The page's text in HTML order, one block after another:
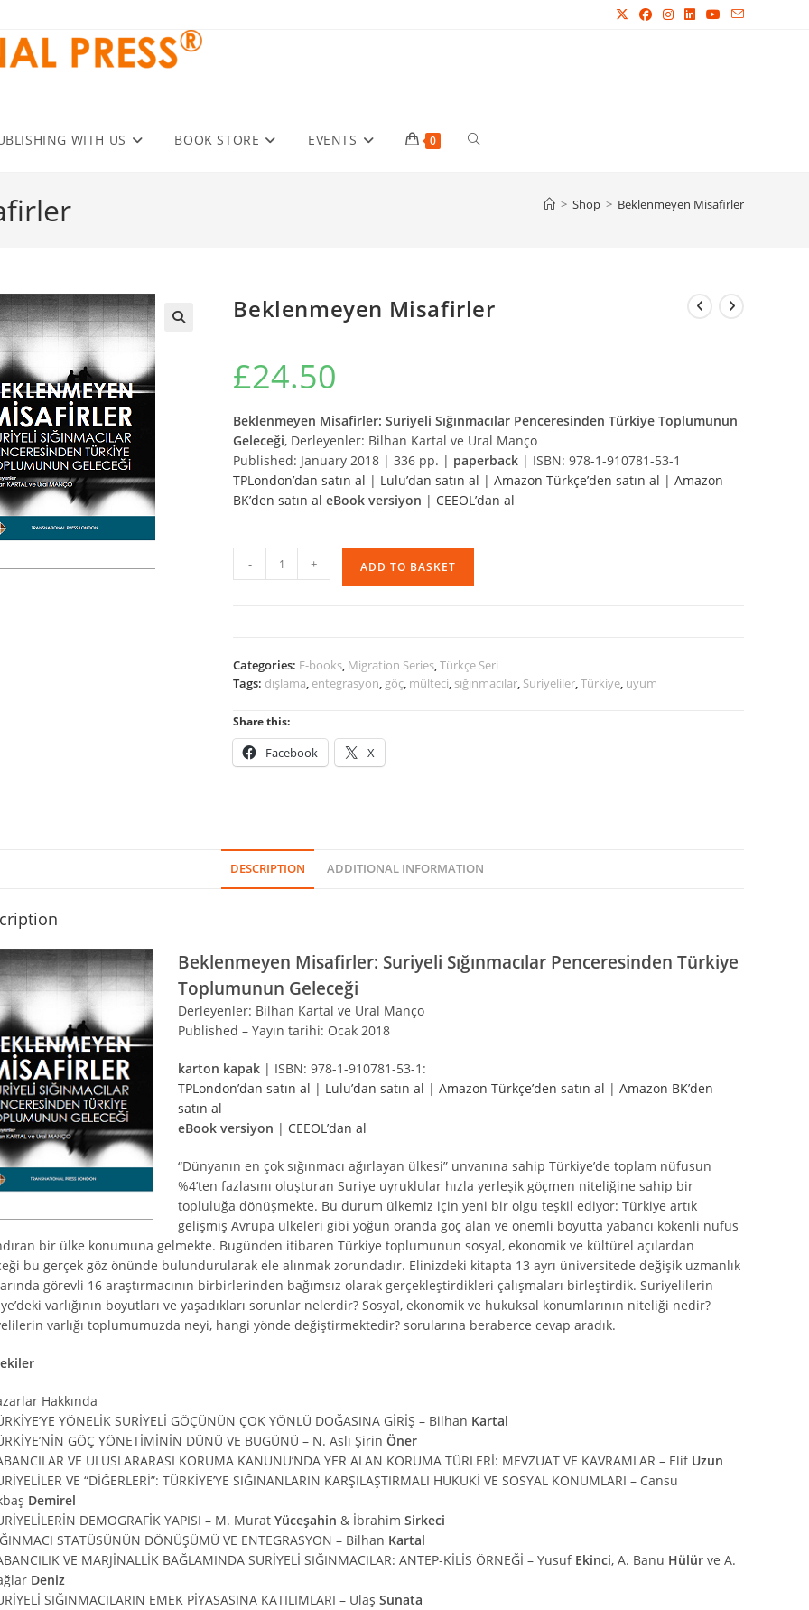
WITH US BOOK STORE EVENTS 0 Toggle
> Shop > Beklenmeyen Misafirler
Beklenmeyen Misafirler
£24.50
Beklenmeyen Misafirler: Suriyeli Sığınmacılar Penceresinden Türkiye Toplumunun
Geleceği, Derleyenler: Bilhan Kartal ve Ural Manço
Published: January 2018 | 336 pp. | paperback | ISBN: 978-1-910781-53-1
TPLondon’dan satın al | Lulu’dan satın al |Amazon Türkçe’den satın al |Amazon
BK’den satın al eBook versiyon | CEEOL’dan al
Beklenmeyen
Misafirler
- + ADD TO BASKET
Categories: E-books, Migration Series,Türkçe Seri
Tags: dışlama, entegrasyon, göç, mülteci, sığınmacılar, Suriyeliler,Türkiye, uyum
Share this:
Facebook X
DESCRIPTION ADDITIONAL INFORMATION
Beklenmeyen Misafirler: Suriyeli Sığınmacılar Penceresinden Türkiye
Toplumunun Geleceği
Derleyenler: Bilhan Kartal ve Ural Manço
Published – Yayın tarihi: Ocak 2018
karton kapak | ISBN: 978-1-910781-53-1:
TPLondon’dan satın al | Lulu’dan satın al | Amazon Türkçe’den satın al | Amazon BK’den
satın al
eBook versiyon | CEEOL’dan al
“Dünyanın en çok sığınmacı ağırlayan ülkesi” unvanına sahip Türkiye’de toplam nüfusun
%4’ten fazlasını oluşturan Suriye uyruklular hızla yerleşik göçmen niteliğine sahip bir
topluluğa dönüşmekte. Bu durum ülkemiz için yeni bir olgu teşkil ediyor: Türkiye artık
gelişmiş Avrupa ülkeleri gibi yoğun oranda göç alan ve önemli boyutta yabancı kökenli nüfus
bir ülke konumuna gelmekte. Bugünden itibaren Türkiye toplumunun sosyal, ekonomik ve kültürel açılardan
bu gerçek göz önünde bulundurularak ele alınmak zorundadır. Elinizdeki kitapta 13 ayrı üniversitede değişik uzmanlık
görevli 16 araştırmacının birbirlerinden bağımsız olarak gerçekleştirdikleri çalışmaları birleştirdik. Suriyelilerin
varlığının boyutları ve yaşadıkları sorunlar nelerdir? Sosyal, ekonomik ve hukuksal konumlarının niteliği nedir?
varlığı toplumumuzda neyi, hangi yönde değiştirmektedir? sorularına beraberce cevap aradık.
Hakkında
YÖNELİK SURİYELİ GÖÇÜNÜN ÇOK YÖNLÜ DOĞASINA GİRİŞ – Bilhan Kartal
GÖÇ YÖNETİMİNİN DÜNÜ VE BUGÜNÜ – N. Aslı Şirin Öner
VE ULUSLARARASI KORUMA KANUNU’NDA YER ALAN KORUMA TÜRLERİ: MEVZUAT VE KAVRAMLAR – Elif Uzun
VE “DİĞERLERİ”: TÜRKİYE’YE SIĞINANLARIN KARŞILAŞTIRMALI HUKUKİ VE SOSYAL KONUMLARI – Cansu
Demirel
DEMOGRAFİK YAPISI – M. Murat Yüceşahin & İbrahim Sirkeci
STATÜSÜNÜN DÖNÜŞÜMÜ VE ENTEGRASYON – Bilhan Kartal
VE MARJİNALLİK BAĞLAMINDA SURİYELİ SIĞINMACILAR: ANTEP-KİLİS ÖRNEĞİ – Yusuf Ekinci, A. Banu Hülür ve A.
Deniz
SIĞINMACILARIN EMEK PİYASASINA KATILIMLARI – Ulaş Sunata